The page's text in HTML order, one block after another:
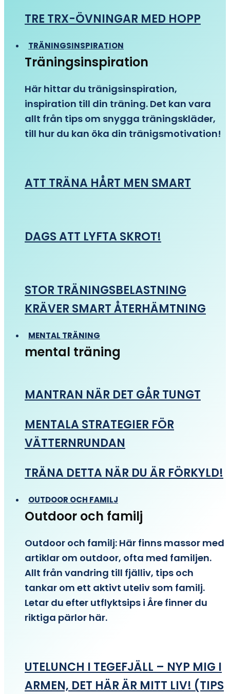
TRE TRX-ÖVNINGAR MED HOPP
TRÄNINGSINSPIRATION
Träningsinspiration
Här hittar du tränigsinspiration,
inspiration till din träning. Det kan vara
allt från tips om snygga träningskläder,
till hur du kan öka din tränigsmotivation!
ATT TRÄNA HÅRT MEN SMART
DAGS ATT LYFTA SKROT!
STOR TRÄNINGSBELASTNING
KRÄVER SMART ÅTERHÄMTNING
MENTAL TRÄNING
mental träning
MANTRAN NÄR DET GÅR TUNGT
MENTALA STRATEGIER FÖR
VÄTTERNRUNDAN
TRÄNA DETTA NÄR DU ÄR FÖRKYLD!
OUTDOOR OCH FAMILJ
Outdoor och familj
Outdoor och familj: Här finns massor med
artiklar om outdoor, ofta med familjen.
Allt från vandring till fjälliv, tips och
tankar om ett aktivt uteliv som familj.
Letar du efter utflyktsips i Åre finner du
riktiga pärlor här.
UTELUNCH I TEGEFJÄLL – NYP MIG I
ARMEN, DET HÄR ÄR MITT LIV! (TIPS